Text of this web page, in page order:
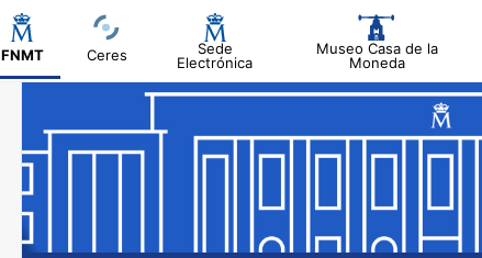
FNMT Ceres
Sede
Electrónica
Museo Casa de la
Moneda
Erakutsi/Ezkutatu